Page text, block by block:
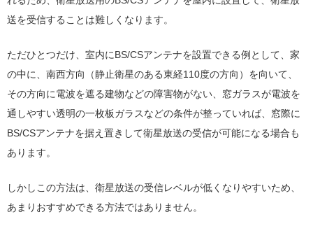
送を受信することは難しくなります。
ただひとつだけ、室内にBS/CSアンテナを設置できる例として、家
の中に、南西方向（静止衛星のある東経110度の方向）を向いて、
その方向に電波を遮る建物などの障害物がない、窓ガラスが電波を
通しやすい透明の一枚板ガラスなどの条件が整っていれば、窓際に
BS/CSアンテナを据え置きして衛星放送の受信が可能になる場合も
あります。
しかしこの方法は、衛星放送の受信レベルが低くなりやすいため、
あまりおすすめできる方法ではありません。